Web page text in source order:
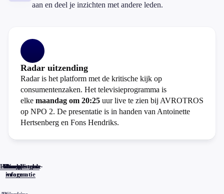
aan en deel je inzichten met andere leden.
Radar uitzending
Radar is het platform met de kritische kijk op
consumentenzaken. Het televisieprogramma is
elke maandag om 20:25 uur live te zien bij AVROTROS
op NPO 2. De presentatie is in handen van Antoinette
Hertsenberg en Fons Hendriks.
Home
Actueel
Uitzendingen
Reacties
Programma-
informatie
Veelgestelde
vragen